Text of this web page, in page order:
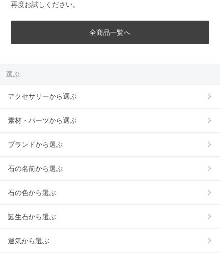
再度お試しください。
全商品一覧へ
選ぶ
アクセサリーから選ぶ
素材・パーツから選ぶ
ブランドから選ぶ
石の名前から選ぶ
石の色から選ぶ
誕生石から選ぶ
運気から選ぶ